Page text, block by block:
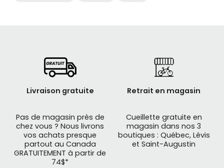
Livraison gratuite
Pas de magasin près de
chez vous ? Nous livrons
vos achats presque
partout au Canada
GRATUITEMENT à partir de
74$*
Retrait en magasin
Cueillette gratuite en
magasin dans nos 3
boutiques : Québec, Lévis
et Saint-Augustin